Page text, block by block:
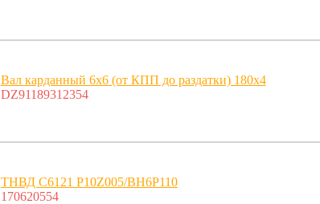
Вал карданный 6x6 (от КПП до раздатки) 180х4
DZ91189312354
ТНВД C6121 P10Z005/BH6P110
170620554